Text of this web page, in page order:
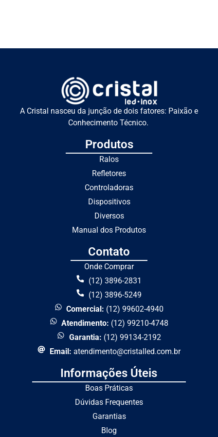
A Cristal nasceu da junção de dois fatores: Paixão e
Conhecimento Técnico.
Produtos
Ralos
Refletores
Controladoras
Dispositivos
Diversos
Manual dos Produtos
Contato
Onde Comprar
(12) 3896-2831
(12) 3896-5249
Comercial: (12) 99602-4940
Atendimento: (12) 99210-4748
Garantia: (12) 99134-2192
Email: atendimento@cristalled.com.br
Informações Úteis
Boas Práticas
Dúvidas Frequentes
Garantias
Blog